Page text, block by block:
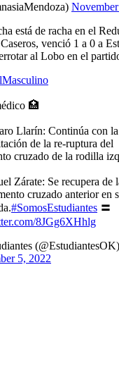
está de racha en el
venció 1 a 0 a
al Lobo en el
🏥
Llarín: Continúa con la
de la re-ruptura del
cruzado de la rodilla
Zárate: Se recupera de
cruzado anterior en
#SomosEstudiantes 〓
8JGg6XHhlg
(@EstudiantesOK)
5, 2022